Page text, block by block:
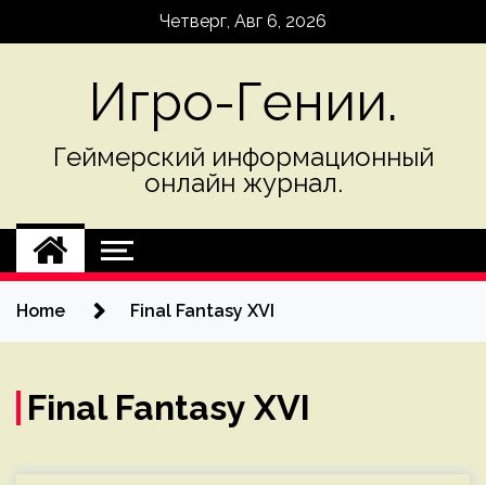
Четверг, Авг 6, 2026
Игро-Гении.
Геймерский информационный
онлайн журнал.
Home Final Fantasy XVI
Final Fantasy XVI